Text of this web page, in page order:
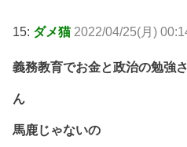
15: ダメ猫 2022/04/25(月)
義務教育でお金と政治の勉強
ん
馬鹿じゃないの